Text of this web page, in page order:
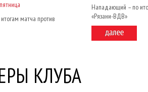
матча против
Нападающий – по
«Рязани-ВДВ»
КЛУБА